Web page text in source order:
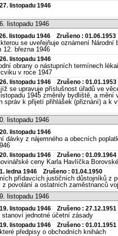
listopadu 1946
listopadu 1946
listopadu 1946 Zrušeno : 01.06.1953
se uveřejňuje oznámení
12. března 1946
listopadu 1946
obrany o nástupních termínech
v roce 1947
listopadu 1946 Zrušeno : 01.01.1953
se upravuje příslušnost úřadů ve
1945 změnily bydliště, a
správ k přijetí přihlášek (přiznání) a
listopadu 1946
listopadu 1946
dávky z nájemného a obecních
listopadu 1946 Zrušeno : 01.09.1964
ceny Karla Havlíčka
ledna 1946 Zrušeno : 01.04.1950
přídavcích justičních důstojníků z
povolání a ostatních zaměstnanců
listopadu 1946
listopadu 1946 Zrušeno : 27.12.1951
jednotné účetní zásady
listopadu 1946 Zrušeno : 01.01.1951
předpisy o obchodních knihách